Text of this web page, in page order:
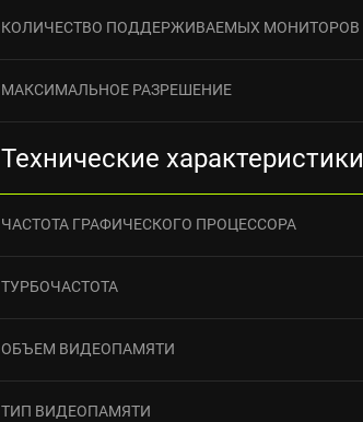
КОЛИЧЕСТВО ПОДДЕРЖИВАЕМЫХ МОНИТОРОВ
МАКСИМАЛЬНОЕ РАЗРЕШЕНИЕ
Технические характеристики
ЧАСТОТА ГРАФИЧЕСКОГО ПРОЦЕССОРА
ТУРБОЧАСТОТА
ОБЪЕМ ВИДЕОПАМЯТИ
ТИП ВИДЕОПАМЯТИ